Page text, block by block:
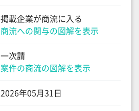
掲載企業が商流に入る
商流への関与の図解を表示
一次請
案件の商流の図解を表示
2026年05月31日